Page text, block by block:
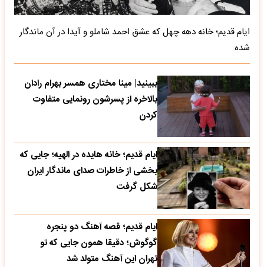
ایام قدیم؛ خانه دهه چهل که عشق احمد شاملو و آیدا در آن ماندگار
شده
ببینید| مینا مختاری همسر بهرام رادان
بالاخره از پسرشون رونمایی متفاوت
کردن
ایام قدیم؛ خانه هایده در الهیه؛ جایی که
بخشی از خاطرات صدای ماندگار ایران
شکل گرفت
ایام قدیم؛ قصه آهنگ دو پنجره
گوگوش؛ دقیقا همون جایی که تو
تهران این آهنگ متولد شد